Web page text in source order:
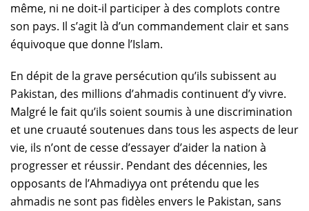
même, ni ne doit-il participer à des complots contre
son pays. Il s’agit là d’un commandement clair et sans
équivoque que donne l’Islam.
En dépit de la grave persécution qu’ils subissent au
Pakistan, des millions d’ahmadis continuent d’y vivre.
Malgré le fait qu’ils soient soumis à une discrimination
et une cruauté soutenues dans tous les aspects de leur
vie, ils n’ont de cesse d’essayer d’aider la nation à
progresser et réussir. Pendant des décennies, les
opposants de l’Ahmadiyya ont prétendu que les
ahmadis ne sont pas fidèles envers le Pakistan, sans